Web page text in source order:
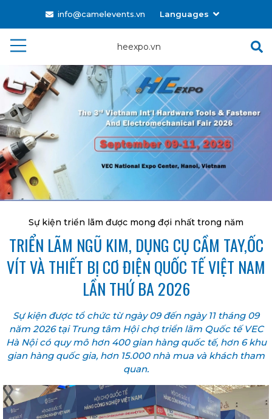
info@camelevents.vn Languages
heexpo.vn
Sự kiện triển lãm được mong đợi nhất trong năm
TRIỂN LÃM NGŨ KIM, DỤNG CỤ CẦM TAY,ỐC
VÍT VÀ THIẾT BỊ CƠ ĐIỆN QUỐC TẾ VIỆT NAM
LẦN THỨ BA 2026
Sự kiện được tổ chức từ ngày 09 đến ngày 11 tháng 09
năm 2026 tại Trung tâm Hội chợ triển lãm Quốc tế VEC
Hà Nội có quy mô hơn 400 gian hàng quốc tế, hơn 6 khu
gian hàng quốc gia, hơn 15.000 nhà mua và khách tham
quan.